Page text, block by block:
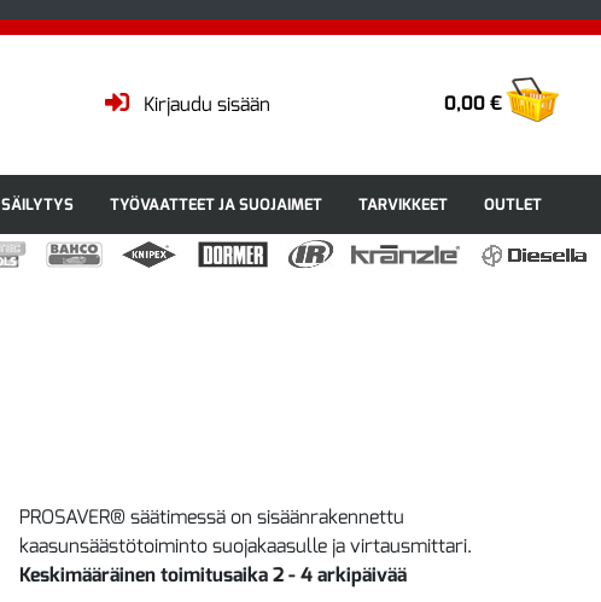
0,00 €
Kirjaudu sisään
SÄILYTYS TYÖVAATTEET JA SUOJAIMET TARVIKKEET OUTLET
PROSAVER® säätimessä on sisäänrakennettu
kaasunsäästötoiminto suojakaasulle ja virtausmittari.
Keskimääräinen toimitusaika 2 - 4 arkipäivää